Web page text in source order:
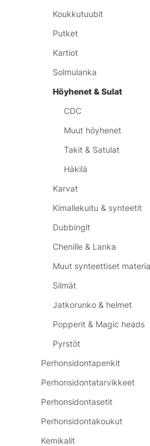
Koukkutuubit
Putket
Kartiot
Solmulanka
Höyhenet & Sulat
CDC
Muut höyhenet
Takit & Satulat
Häkilä
Karvat
Kimallekuitu & synteetit
Dubbingit
Chenille & Lanka
Muut synteettiset
Silmät
Jatkorunko & helmet
Popperit & Magic heads
Pyrstöt
Perhonsidontapenkit
Perhonsidontatarvikkeet
Perhonsidontasetit
Perhonsidontakoukut
Kemikalit